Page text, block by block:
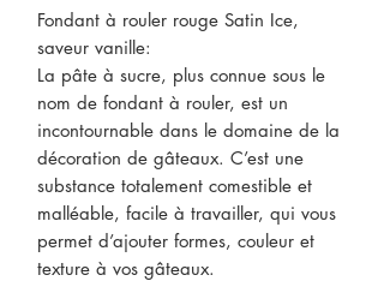
Fondant à rouler rouge Satin Ice,
saveur vanille:
La pâte à sucre, plus connue sous le
nom de fondant à rouler, est un
incontournable dans le domaine de la
décoration de gâteaux. C’est une
substance totalement comestible et
malléable, facile à travailler, qui vous
permet d’ajouter formes, couleur et
texture à vos gâteaux.